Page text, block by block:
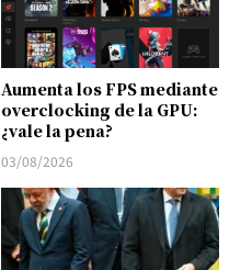
Aumenta los FPS mediante
overclocking de la GPU:
¿vale la pena?
03/08/2026